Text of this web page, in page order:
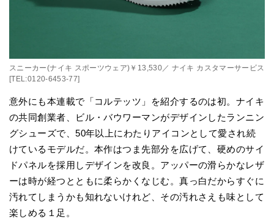
スニーカー(ナイキ スポーツウェア)￥13,530／ ナイキ カスタマーサービス
[TEL:0120-6453-77]
意外にも本連載で「コルテッツ」を紹介するのは初。ナイキ
の共同創業者、ビル・バウワーマンがデザインしたランニン
グシューズで、50年以上にわたりアイコンとして愛され続
けているモデルだ。本作はつま先部分を広げて、硬めのサイ
ドパネルを採用しデザインを改良。アッパーの滑らかなレザ
ーは時が経つとともに柔らかくなじむ。真っ白だからすぐに
汚れてしまうかも知れないけれど、その汚れさえも味として
楽しめる１足。